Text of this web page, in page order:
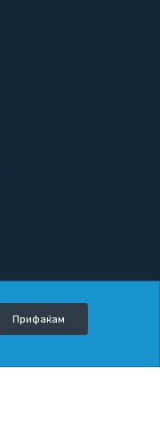
Прифаќам